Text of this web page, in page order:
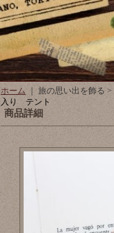
ホーム ｜ 旅の思い出を飾る >
入り テント
商品詳細